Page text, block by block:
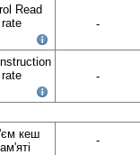
Read
rate
-
rate
-
кеш
-